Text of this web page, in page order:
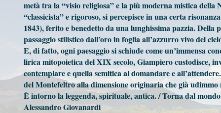
metà tra la “visio religiosa” e la più moderna mistica
“classicista” e rigoroso, si percepisce in una certa
1843), ferito e benedetto da una lunghissima pazzia.
passaggio stilistico dall’oro in foglia all’azzurro vivo del
E, di fatto, ogni paesaggio si schiude come un’immensa
lirica mitopoietica del XIX secolo, Giampiero custodisce,
contemplare e quella semitica al domandare e
del Montefeltro alla dimensione originaria che già
È intorno la leggenda, spirituale, antica. / Torna dal
Alessandro Giovanardi